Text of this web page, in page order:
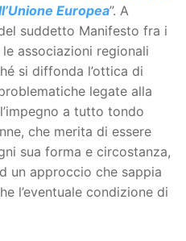
Europea”. A
suddetto Manifesto fra i
associazioni regionali
si diffonda l’ottica di
legate alla
a tutto tondo
che merita di essere
sua forma e circostanza,
un approccio che sappia
l’eventuale condizione di